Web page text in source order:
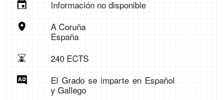
Información no disponible
A Coruña
España
240 ECTS
El Grado se imparte en Español
y Gallego